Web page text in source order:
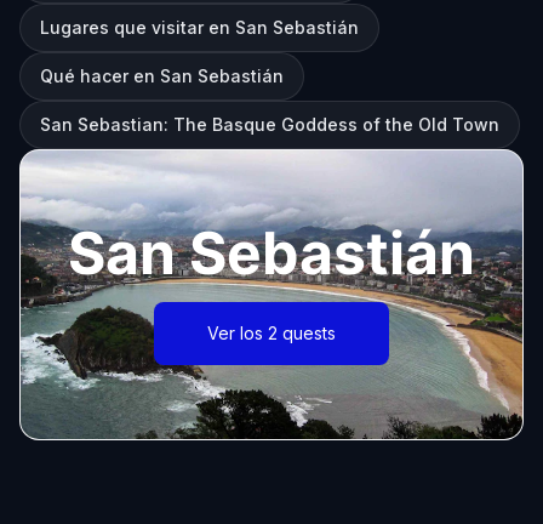
Lugares que visitar en San Sebastián
Qué hacer en San Sebastián
San Sebastian: The Basque Goddess of the Old Town
San Sebastián
Ver los 2 quests